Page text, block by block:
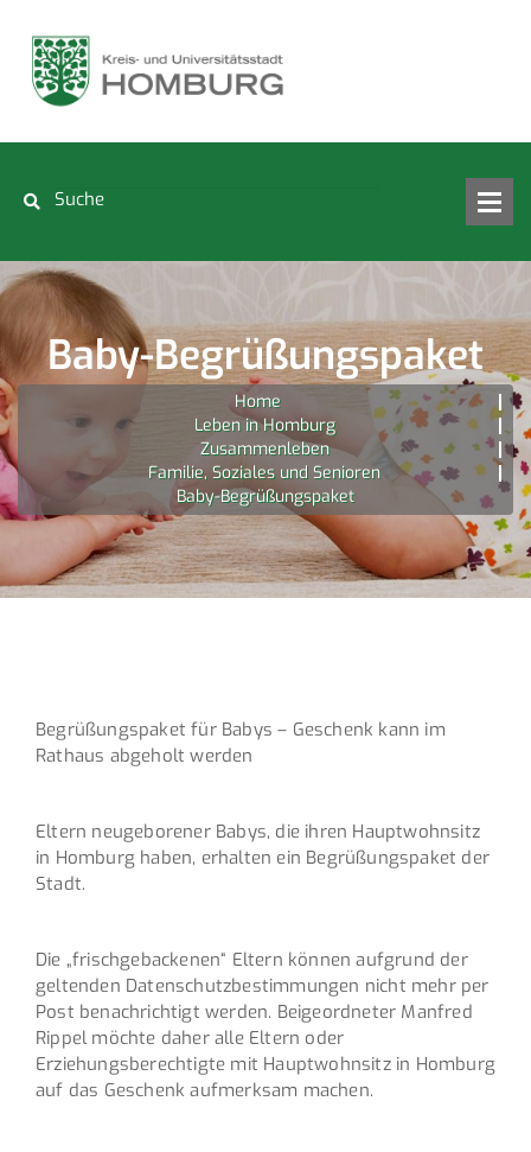
Baby-Begrüßungspaket
Home
Leben in Homburg
Zusammenleben
Familie, Soziales und Senioren
Baby-Begrüßungspaket
Begrüßungspaket für Babys – Geschenk kann im
Rathaus abgeholt werden
Eltern neugeborener Babys, die ihren Hauptwohnsitz
in Homburg haben, erhalten ein Begrüßungspaket der
Stadt.
Die „frischgebackenen“ Eltern können aufgrund der
geltenden Datenschutzbestimmungen nicht mehr per
Post benachrichtigt werden. Beigeordneter Manfred
Rippel möchte daher alle Eltern oder
Erziehungsberechtigte mit Hauptwohnsitz in Homburg
auf das Geschenk aufmerksam machen.